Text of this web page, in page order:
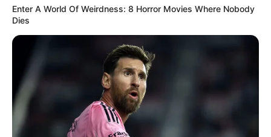
Enter A World Of Weirdness: 8 Horror Movies Where Nobody
Dies